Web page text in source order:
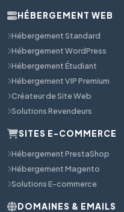
HÉBERGEMENT WEB
Hébergement Standard
Hébergement WordPress
Hébergement Étudiant
Hébergement VIP Premium
Créateur de Site Web
Solutions Revendeurs
SITES E-COMMERCE
Hébergement PrestaShop
Hébergement Magento
Solutions E-commerce
DOMAINES & EMAILS